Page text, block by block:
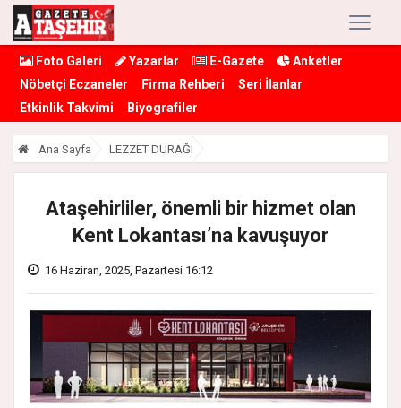
Foto Galeri Yazarlar E-Gazete
Anketler
Nöbetçi Eczaneler
Firma Rehberi
Seri İlanlar
Etkinlik Takvimi
Biyografiler
Ana Sayfa LEZZET DURAĞI
Ataşehirliler, önemli bir hizmet olan
Kent Lokantası’na kavuşuyor
16 Haziran, 2025, Pazartesi 16:12